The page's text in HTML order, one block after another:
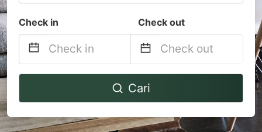
Check in Check out
Navigate
to
interact
Navigate
to
interact
Cari